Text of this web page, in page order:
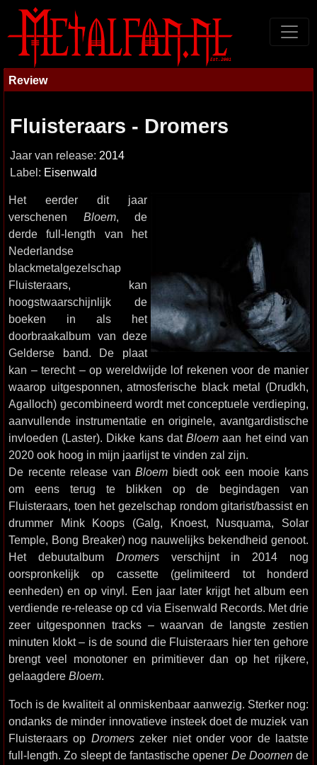
Review
Fluisteraars - Dromers
Jaar van release: 2014
Label: Eisenwald
Het eerder dit jaar
verschenen Bloem, de
derde full-length van het
Nederlandse
blackmetalgezelschap
Fluisteraars, kan
hoogstwaarschijnlijk de
boeken in als het
doorbraakalbum van deze
Gelderse band. De plaat
kan – terecht – op wereldwijde lof rekenen voor de manier
waarop uitgesponnen, atmosferische black metal (Drudkh,
Agalloch) gecombineerd wordt met conceptuele verdieping,
aanvullende instrumentatie en originele, avantgardistische
invloeden (Laster). Dikke kans datBloem aan het eind van
2020 ook hoog in mijn jaarlijst te vinden zal zijn.
De recente release vanBloem biedt ook een mooie kans
om eens terug te blikken op de begindagen van
Fluisteraars, toen het gezelschap rondom gitarist/bassist en
drummer Mink Koops (Galg, Knoest, Nusquama, Solar
Temple, Bong Breaker) nog nauwelijks bekendheid genoot.
Het debuutalbum Dromersverschijnt in 2014 nog
oorspronkelijk op cassette (gelimiteerd tot honderd
eenheden) en op vinyl. Een jaar later krijgt het album een
verdiende re-release op cd via Eisenwald Records. Met drie
zeer uitgesponnen tracks – waarvan de langste zestien
minuten klokt – is de sound die Fluisteraars hier ten gehore
brengt veel monotoner en primitiever dan op het rijkere,
gelaagdere Bloem.
Toch is de kwaliteit al onmiskenbaar aanwezig. Sterker nog:
ondanks de minder innovatieve insteek doet de muziek van
Fluisteraars op Dromerszeker niet onder voor de laatste
full-length. Zo sleept de fantastische opener De Doornende